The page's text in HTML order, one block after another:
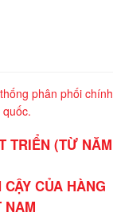
phân phối chính
TRIỂN (TỪ NĂM
CỦA HÀNG
NAM